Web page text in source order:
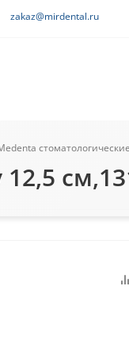
zakaz@mirdental.ru
стоматологические